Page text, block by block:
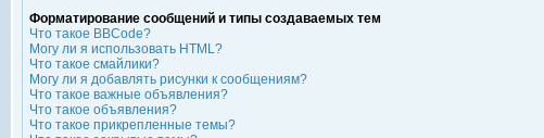
Форматирование сообщений и типы создаваемых тем
Что такое BBCode?
Могу ли я использовать HTML?
Что такое смайлики?
Могу ли я добавлять рисунки к сообщениям?
Что такое важные объявления?
Что такое объявления?
Что такое прикрепленные темы?